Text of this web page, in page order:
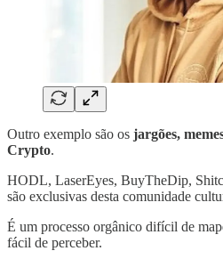
Outro exemplo são os jargões,
Crypto.
HODL, LaserEyes, BuyTheDip,
são exclusivas desta comunidade
É um processo orgânico difícil de
fácil de perceber.